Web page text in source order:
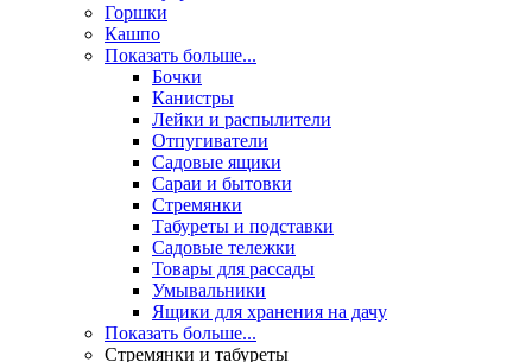
Горшки
Кашпо
Показать больше...
Бочки
Канистры
Лейки и распылители
Отпугиватели
Садовые ящики
Сараи и бытовки
Стремянки
Табуреты и подставки
Садовые тележки
Товары для рассады
Умывальники
Ящики для хранения на дачу
Показать больше...
Стремянки и табуреты